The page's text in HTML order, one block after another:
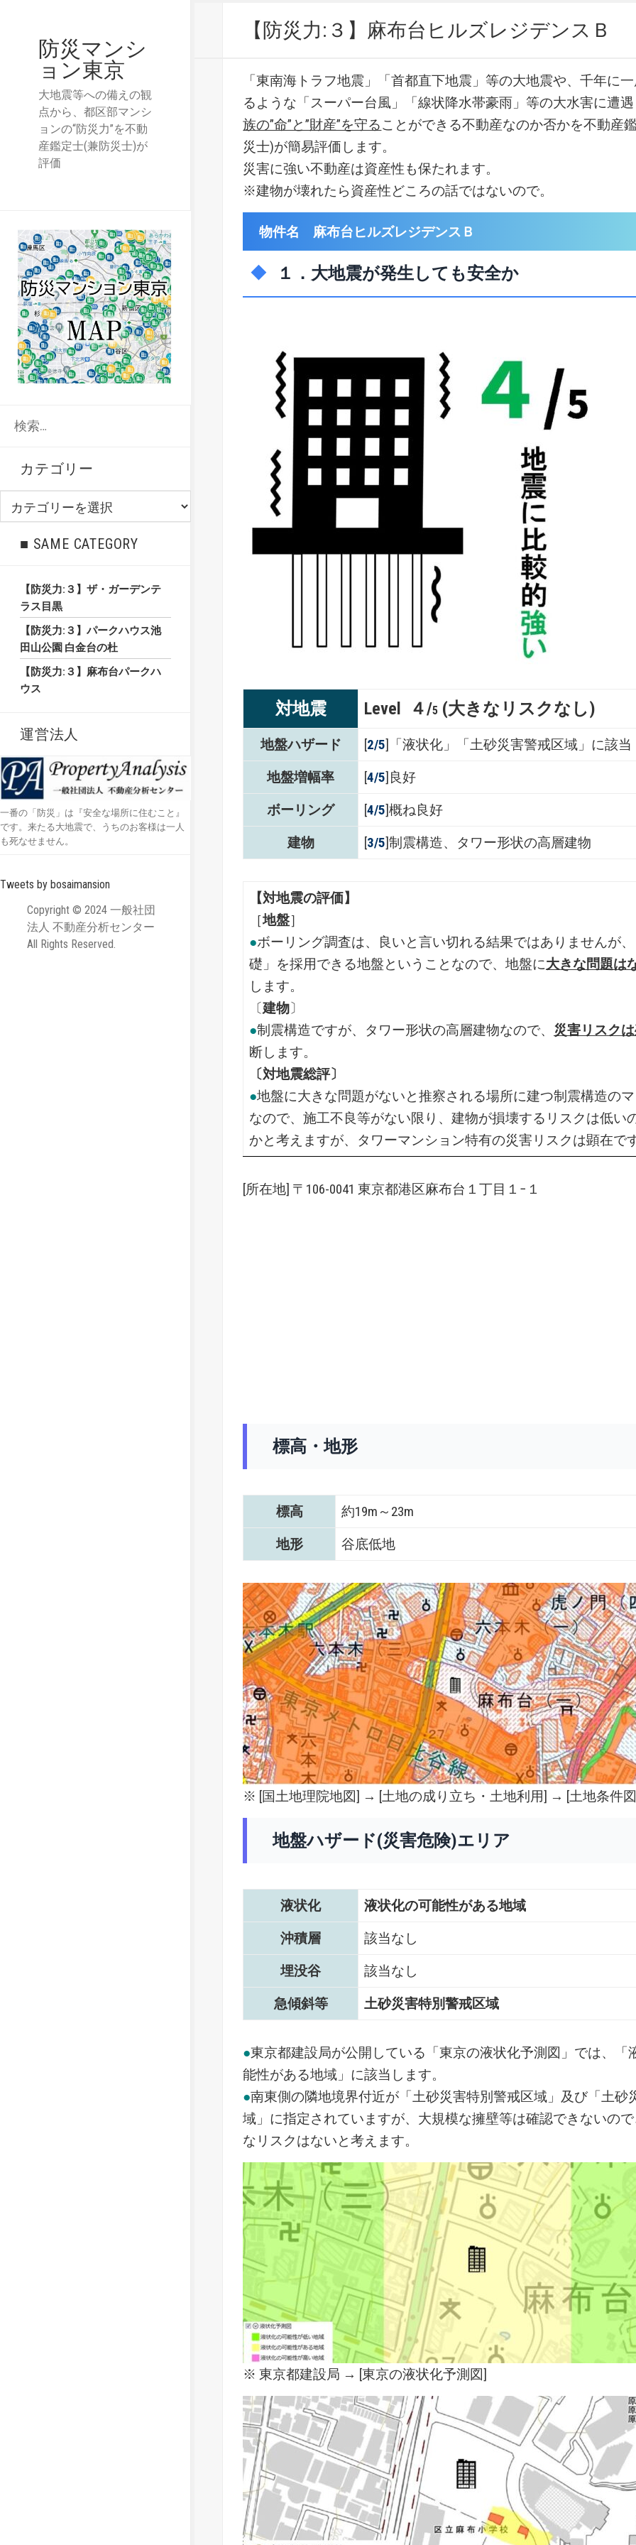
防災マンシ
ョン東京
大地震等への備えの観
点から、都区部マンシ
ョンの“防災力”を不動
産鑑定士(兼防災士)が
評価
カテゴリー
■ SAME CATEGORY
【防災力:３】ザ・ガーデンテ
ラス目黒
【防災力:３】パークハウス池
田山公園 白金台の杜
【防災力:３】麻布台パークハ
ウス
運営法人
一番の「防災」は『安全な場所に住むこと』
です。来たる大地震で、うちのお客様は一人
も死なせません。
Tweets by bosaimansion
Copyright © 2024 一般社団
法人 不動産分析センター
All Rights Reserved.
【防災力:３】麻布台ヒルズレジデンスＢ
「東南海トラフ地震」「首都直下地震」等の大地震や、千年に
るような「スーパー台風」「線状降水帯豪雨」等の大水害に遭
族の”命”と”財産”を守ることができる不動産なのか否かを不動産
災士)が簡易評価します。
災害に強い不動産は資産性も保たれます。
※建物が壊れたら資産性どころの話ではないので。
物件名 麻布台ヒルズレジデンスＢ
１．大地震が発生しても安全か
対地震 Level ４/5 (大きなリスクなし)
地盤ハザード [2/5]「液状化」「土砂災害警戒区域」に該当
地盤増幅率
[4/5]良好
ボーリング
[4/5]概ね良好
建物
[3/5]制震構造、タワー形状の高層建物
【対地震の評価】
［地盤］
●ボーリング調査は、良いと言い切れる結果ではありませんが
礎」を採用できる地盤ということなので、地盤に大きな問題は
します。
〔建物〕
●制震構造ですが、タワー形状の高層建物なので、 災害リスク
断します。
〔対地震総評〕
●地盤に大きな問題がないと推察される場所に建つ制震構造の
なので、施工不良等がない限り、建物が損壊するリスクは低い
かと考えますが、タワーマンション特有の災害リスクは顕在で
[所在地] 〒106-0041 東京都港区麻布台１丁目１−１
標高・地形
標高
約19m～23m
地形
谷底低地
※ [国土地理院地図] → [土地の成り立ち・土地利用] → [土地条件
地盤ハザード(災害危険)エリア
液状化
液状化の可能性がある地域
沖積層
該当なし
埋没谷
該当なし
急傾斜等
土砂災害特別警戒区域
●東京都建設局が公開している「東京の液状化予測図」では、「
能性がある地域」に該当します。
●南東側の隣地境界付近が「土砂災害特別警戒区域」及び「土砂
域」に指定されていますが、大規模な擁壁等は確認できないの
なリスクはないと考えます。
※ 東京都建設局 → [東京の液状化予測図]